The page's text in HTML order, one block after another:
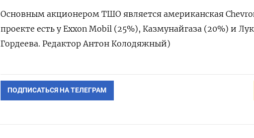
Основным акционером ТШО является американская
проекте есть у Exxon Mobil (25%), Казмунайгаза (20%) и
Гордеева. Редактор Антон Колодяжный)
ПОДПИСАТЬСЯ НА ТЕЛЕГРАМ